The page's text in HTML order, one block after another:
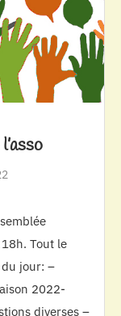
Tout le
du jour: –
2022-
diverses –